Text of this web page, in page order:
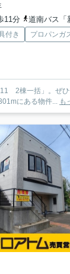
11分
道南バス「新川町１丁
付き プロパンガ
11 2棟一括」。ぜ
にある物件...
も